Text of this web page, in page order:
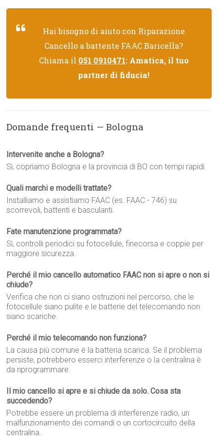
Hai bisogno di aiuto con Riparazione
Cancello a battente FAAC Baricella?
Chiama il 051 0910471: Amatica, il tuo
partner di fiducia!
Domande frequenti — Bologna
Intervenite anche a Bologna?
Sì, copriamo Bologna e la provincia di BO con tempi rapidi.
Quali marchi e modelli trattate?
Installiamo e assistiamo FAAC (es. FAAC - 746) su
scorrevoli, battenti e basculanti.
Fate manutenzione programmata?
Sì, controlli periodici su fotocellule, finecorsa e coppie per
maggiore sicurezza.
Perché il mio cancello automatico FAAC non si apre o non si
chiude?
Verifica che non ci siano ostruzioni nel percorso, che le
fotocellule siano pulite e le batterie del telecomando non
siano scariche.
Perché il mio telecomando non funziona?
La causa più comune è la batteria scarica. Se il problema
persiste, potrebbero esserci interferenze o la centralina è
da riprogrammare.
Il mio cancello si apre e si chiude da solo. Cosa sta
succedendo?
Potrebbe essere un problema di interferenze radio, un
malfunzionamento dei comandi o un cortocircuito della
centralina.